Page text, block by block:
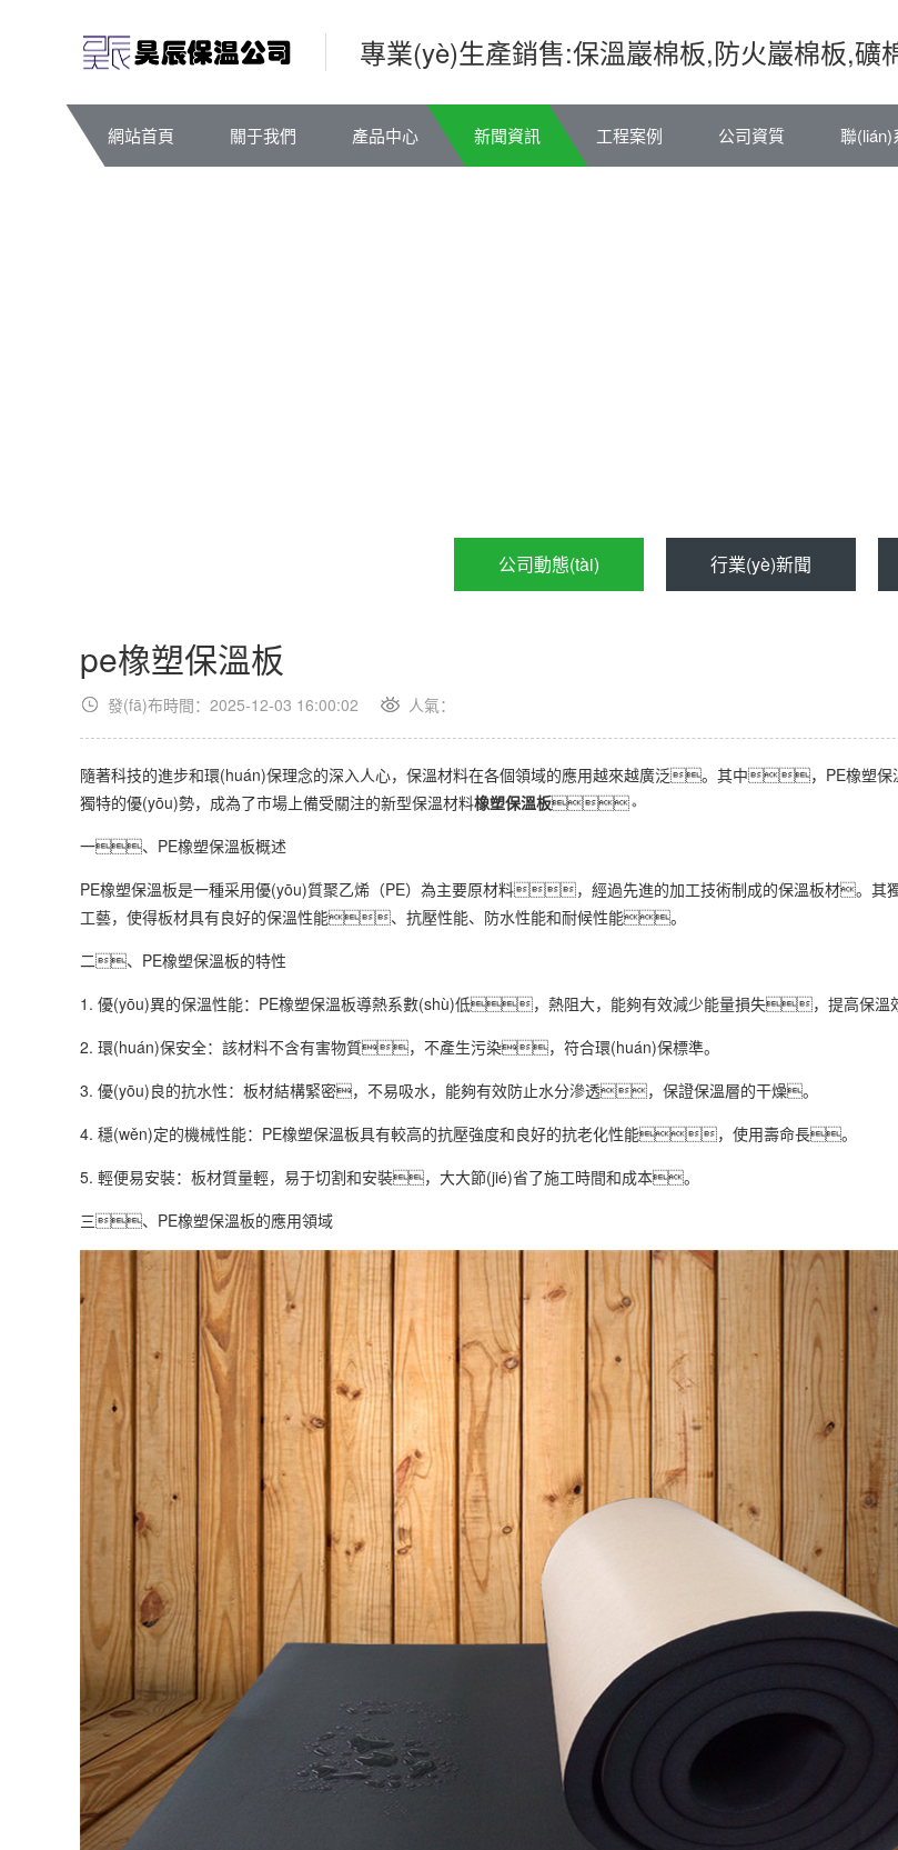
專業(yè)生產銷售:保溫巖棉板,防火巖棉板,礦
網站首頁 關于我們 產品中心 新聞資訊 工程案例 公司資質 聯(lián)
公司動態(tài) 行業(yè)新聞
pe橡塑保溫板
發(fā)布時間：2025-12-03 16:00:02 人氣：
隨著科技的進步和環(huán)保理念的深入人心，保溫材料在各個領域的應用越來越廣泛。其中，PE橡塑保
獨特的優(yōu)勢，成為了市場上備受關注的新型保溫材料橡塑保溫板。
一、PE橡塑保溫板概述
PE橡塑保溫板是一種采用優(yōu)質聚乙烯（PE）為主要原材料，經過先進的加工技術制成的保溫板材。其
工藝，使得板材具有良好的保溫性能、抗壓性能、防水性能和耐候性能。
二、PE橡塑保溫板的特性
1. 優(yōu)異的保溫性能：PE橡塑保溫板導熱系數(shù)低，熱阻大，能夠有效減少能量損失，提高保溫
2. 環(huán)保安全：該材料不含有害物質，不產生污染，符合環(huán)保標準。
3. 優(yōu)良的抗水性：板材結構緊密，不易吸水，能夠有效防止水分滲透，保證保溫層的干燥。
4. 穩(wěn)定的機械性能：PE橡塑保溫板具有較高的抗壓強度和良好的抗老化性能，使用壽命長。
5. 輕便易安裝：板材質量輕，易于切割和安裝，大大節(jié)省了施工時間和成本。
三、PE橡塑保溫板的應用領域